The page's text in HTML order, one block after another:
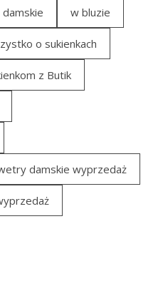
w bluzie
o sukienkach
z Butik
damskie wyprzedaż